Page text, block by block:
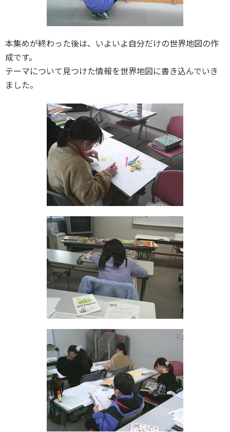
本集めが終わった後は、いよいよ自分だけの世界地図の作
成です。
テーマについて見つけた情報を世界地図に書き込んでいき
ました。